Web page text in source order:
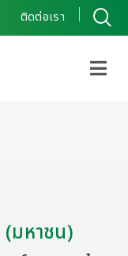
ติดต่อเรา
มหาชน)